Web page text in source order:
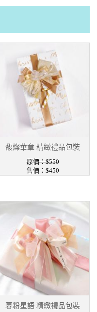
馥燦華章 精緻禮品包裝
原價：$550
售價：$450
暮粉星語 精緻禮品包裝